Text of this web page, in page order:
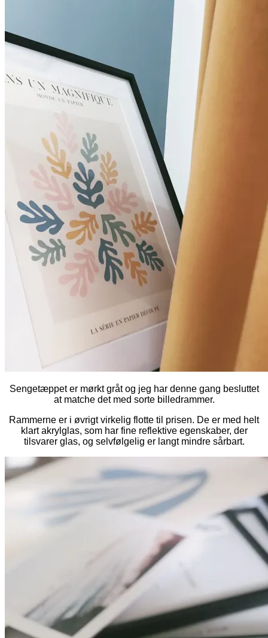
Sengetæppet er mørkt gråt og jeg har denne gang besluttet
at matche det med sorte billedrammer.
Rammerne er i øvrigt virkelig flotte til prisen. De er med helt
klart akrylglas, som har fine reflektive egenskaber, der
tilsvarer glas, og selvfølgelig er langt mindre sårbart.